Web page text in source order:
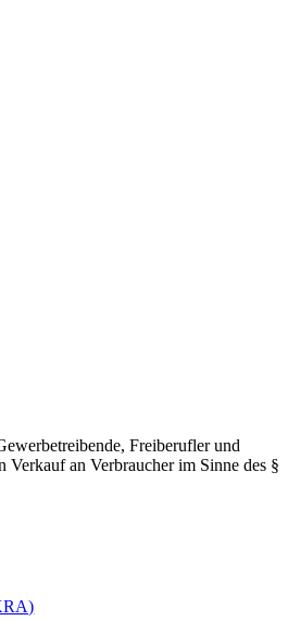
Freiberufler und
an Verbraucher im Sinne des §